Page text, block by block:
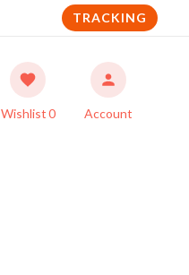
TRACKING
Wishlist0 Account